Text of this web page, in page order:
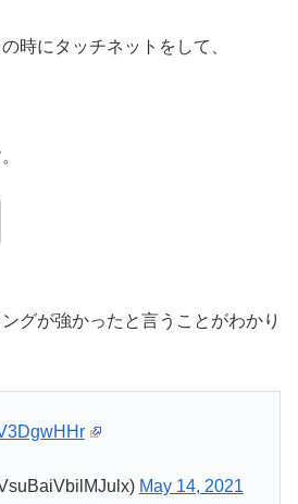
時にタッチネットをして、
グが強かったと言うことがわかり
May 14, 2021